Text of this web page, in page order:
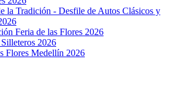
la Tradición - Desfile de Autos Clásicos y
Feria de las Flores 2026
2026
Flores Medellín 2026